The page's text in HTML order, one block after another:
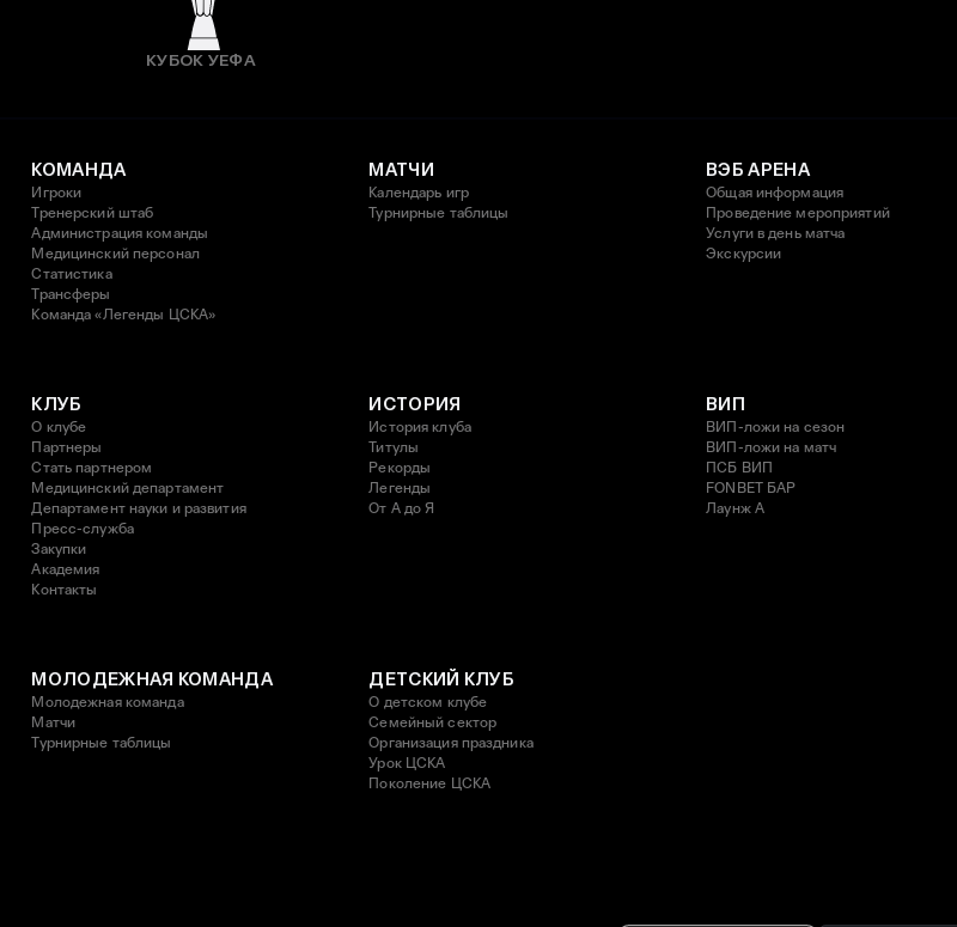
КУБОК УЕФА
КОМАНДА
Игроки
Тренерский штаб
Администрация команды
Медицинский персонал
Статистика
Трансферы
Команда «Легенды ЦСКА»
МАТЧИ
Календарь игр
Турнирные таблицы
ВЭБ АРЕНА
Общая информация
Проведение мероприятий
Услуги в день матча
Экскурсии
КЛУБ
О клубе
Партнеры
Стать партнером
Медицинский департамент
Департамент науки и развития
Пресс-служба
Закупки
Академия
Контакты
ИСТОРИЯ
История клуба
Титулы
Рекорды
Легенды
От А до Я
ВИП
ВИП-ложи на сезон
ВИП-ложи на матч
ПСБ ВИП
FONBET БАР
Лаунж A
МОЛОДЕЖНАЯ КОМАНДА
Молодежная команда
Матчи
Турнирные таблицы
ДЕТСКИЙ КЛУБ
О детском клубе
Семейный сектор
Организация праздника
Урок ЦСКА
Поколение ЦСКА